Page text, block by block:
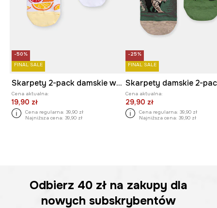
-50%
FINAL SALE
Skarpety 2-pack damskie w cytrusy
Cena aktualna:
19,90 zł
Cena regularna: 39,90 zł
Najniższa cena: 39,90 zł
-25%
FINAL SALE
Cena aktualna:
29,90 zł
Cena regularna: 39,90 zł
Najniższa cena: 39,90 zł
Odbierz 40 zł na zakupy dla
nowych subskrybentów